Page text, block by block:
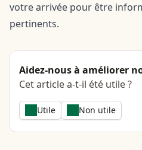
votre arrivée pour être
pertinents.
Aidez-nous à améliorer
Cet article a-t-il été utile ?
Utile Non utile